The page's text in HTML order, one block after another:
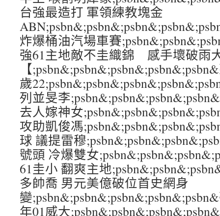
台強最造打 軍領練教塊金
炸爆桶油汽場車賽
強61主地敵不圭織錦 感手壞破雨
【
歲
列並旻李
去人嫁神女
攻助凱俊馮
球 議提雷穆
號頭 冷爆雙女
61圭小 翻爽主地
多帥喬 男元美億破位首史網身
變
年01威大